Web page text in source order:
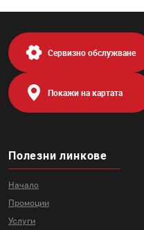
Полезни линкове
Начало
Промоции
Услуги
Сервизно обслужване
Покажи на картата